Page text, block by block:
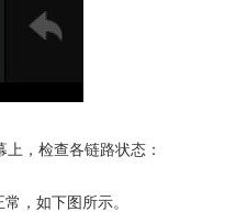
上，检查各链路状态：
，如下图所示。